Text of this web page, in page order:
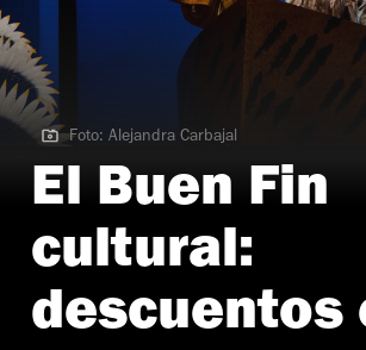
Foto: Alejandra Carbajal
Foto: Alejandra Carbajal
El Buen Fin
cultural:
descuentos